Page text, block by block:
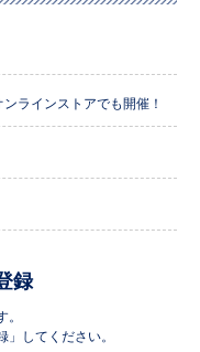
ラインストアでも開催！
録
。
」してください。